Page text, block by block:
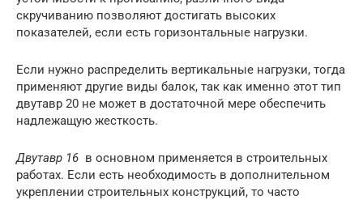
скручиванию позволяют достигать высоких
показателей, если есть горизонтальные нагрузки.
Если нужно распределить вертикальные нагрузки, тогда
применяют другие виды балок, так как именно этот тип
двутавр 20 не может в достаточной мере обеспечить
надлежащую жесткость.
Двутавр 16 в основном применяется в строительных
работах. Если есть необходимость в дополнительном
укреплении строительных конструкций, то часто